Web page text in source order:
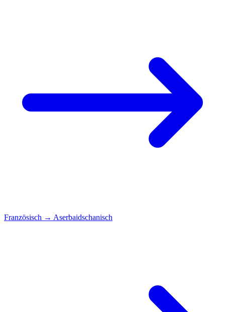
Französisch → Aserbaidschanisch